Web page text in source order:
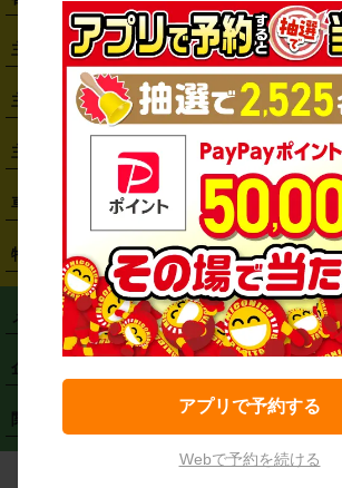
・ 北海道 ・青森県 ・岩手県 ・宮城県 ・
・東京都 ・神奈川県 ・埼玉県 ・
・ 栃木県 ・群馬県 ・山梨県 ・愛知県 ・
・ 新潟県 富山県 ・石川県 ・
京都府 滋賀県 ・和歌山県 ・
・島根県 ・岡山県 ・広島県 ・
香川県 ・愛媛県 ・高知県 ・福岡県 ・
熊本県 ・大分県 ・宮崎県 ・鹿児島県 ・
主要駅から探す
・ 札幌駅 ・仙台駅 ・新宿駅 ・池袋駅 ・
・川崎駅 ・大宮駅 ・西船橋駅 ・
・ 難波駅 三宮駅 ・京都駅 ・
・ 那覇空港駅
主要空港から探す
・ 新千歳空港 仙台空港
・ 羽田空港
・ 中部国際空港セントレア 関西国際
・ 大阪国際空港（伊丹空港） ・神戸空港
・ 岡山空港 ・徳島空港
・ 福岡空港 ・鹿児島空
・
主要都市から探す
・仙台市
・さいたま
・ 横浜市 ・川崎市
相模原市 ・新潟市
静岡市 ・浜松市
・ 名古屋市 ・京都市
・ 堺市
・ ・岡山市
車種から探す
・コンパクトカー ・ステーショ
ミニバン・ワンボックス ・ 高級ミニバン
・ 軽トラック・商用バン
トラック・バン (タウンエースバン、ライトエース
(ハイエースバン・キャラバン等)
特徴から探す
ハイブリッド ・宅配レンタカー ・ETCカ
・ 長期レンタル ・ 深夜時間帯レンタル ・免
・
国際運転免許証 ・営
メニュー
トップページ ・はじめての方へ
予約から返却まで
・店舗を探す
企業情報
ニュース ・フランチャイズ募集
関連サービス
カーリースなら「定額ニコノリパック」
アプリで予約する
Webで予約を続ける